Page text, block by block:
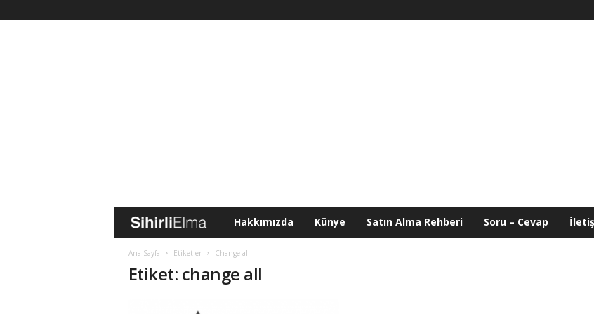
i
h
Hakkımızda Künye Satın Alma Rehberi Soru – Cevap
Ana Sayfa Etiketler Change all
Etiket: change all